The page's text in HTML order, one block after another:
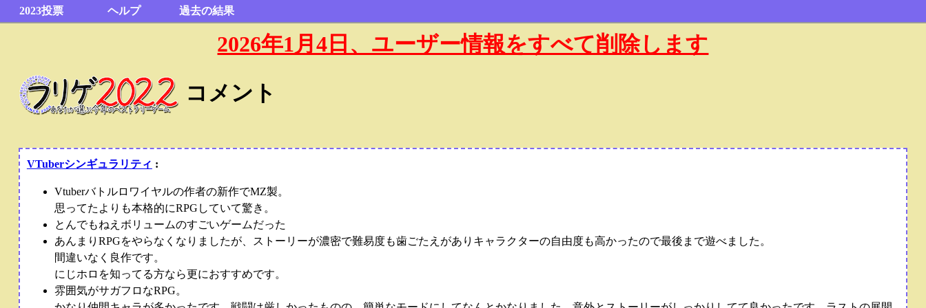
2023投票 ヘルプ 過去の結果
2026年1月4日、ユーザー情報をすべて削除します
コメント
VTuberシンギュラリティ :
Vtuberバトルロワイヤルの作者の新作でMZ製。
思ってたよりも本格的にRPGしていて驚き。
とんでもねえボリュームのすごいゲームだった
あんまりRPGをやらなくなりましたが、ストーリーが濃密で難易度も歯ごたえがありキャラクターの自由度も高かったので最後まで遊べました。
間違いなく良作です。
にじホロを知ってる方なら更におすすめです。
雰囲気がサガフロなRPG。